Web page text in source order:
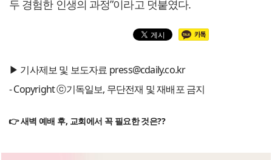
두 경험한 인생의 과정”이라고 덧붙였다.
▶ 기사제보 및 보도자료 press@cdaily.co.kr
- Copyright ⓒ기독일보, 무단전재 및 재배포 금지
👉 새벽 예배 후, 교회에서 꼭 필요한 것은??